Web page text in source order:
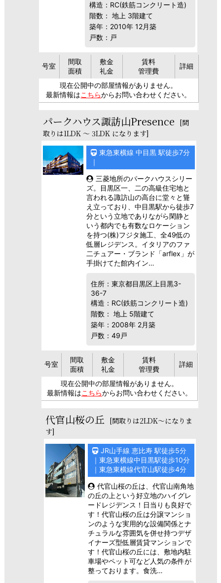
構造：RC(鉄筋コンクリート造)
階数： 地上 3階建て
築年：2010年 12月築
戸数：戸
号室
間取
面積
敷金
礼金
賃料
管理費
詳細
現在公開中の部屋情報がありません。
最新情報はこちらからお問い合わせください。
パークハウス諏訪山Presence [間
取りは1LDK ～ 3LDK になります]
東急東横線 中目黒 駅徒歩7分
｜
三菱地所のパークハウスシリー
ズ。目黒区一、二の高級住宅地と
言われる諏訪山の高台に堂々と聳
え立っており、中目黒駅から徒歩7
分という立地でありながら閑静と
いう都内でも有数なロケーション
を持つ(株)フジタ施工、全49低の
低層レジデンス。イタリアのファ
二チュアー・ブランド「arflex」が
手掛けてた館内イン…
住所：東京都目黒区上目黒3-
36-7
構造：RC(鉄筋コンクリート造)
階数： 地上 5階建て
築年：2008年 2月築
戸数：49戸
号室
間取
面積
敷金
礼金
賃料
管理費
詳細
現在公開中の部屋情報がありません。
最新情報はこちらからお問い合わせください。
代官山桜の丘 [間取りは2LDK～になりま
す]
JR山手線 恵比寿 駅徒歩5分
｜東急東横線中目黒駅徒歩10分
｜東急東横線代官山駅徒歩4分
代官山桜の丘は、代官山南角地
の丘の上という好立地のハイグレ
ードレジデンス！日当りも良好で
す！代官山桜の丘は分譲マンショ
ンのような実用的な設備関係とナ
チュラルな雰囲気を併せ持つデザ
イナーズ型低層賃貸マンションで
す！代官山桜の丘には、敷地内駐
車場やペット可など人気の条件が
整っております。食洗…